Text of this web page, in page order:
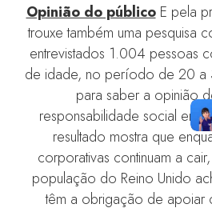
Opinião do públicoE pela
trouxe também uma pesquisa
entrevistados 1.004 pessoas
de idade, no período de 20 a
para saber a opinião
responsabilidade social
resultado mostra que
corporativas continuam a
população do Reino Unido
têm a obrigação de apoiar